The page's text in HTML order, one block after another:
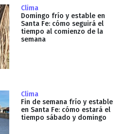
Clima
Domingo frío y estable en
Santa Fe: cómo seguirá el
tiempo al comienzo de la
semana
Clima
Fin de semana frío y estable
en Santa Fe: cómo estará el
tiempo sábado y domingo